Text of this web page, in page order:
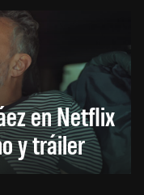
en Netflix
y tráiler